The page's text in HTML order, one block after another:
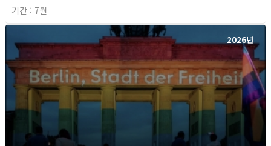
기간 : 7월
2026년